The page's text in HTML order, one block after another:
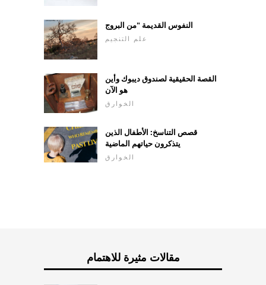
النفوس القديمة "من البروج
علم التنجيم
القصة الحقيقية لصندوق ديبوك وأين
هو الآن
الخوارق
قصص التناسخ: الأطفال الذين
يتذكرون حياتهم الماضية
الخوارق
مقالات مثيرة للاهتمام